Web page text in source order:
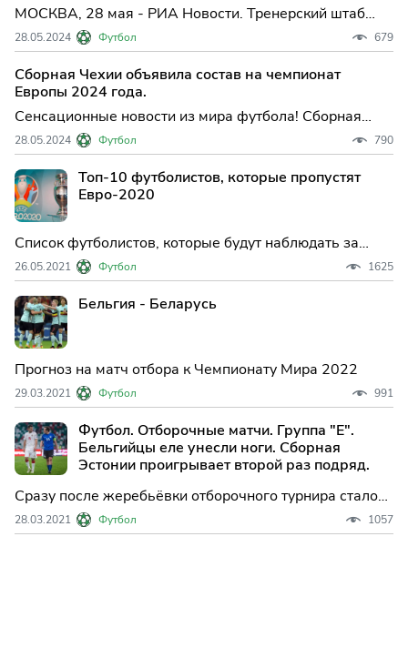
МОСКВА, 28 мая - РИА Новости. Тренерский штаб
сборной Чехии по футболу во главе с Иваном Гашеком
объявил состав на чемпионат Европы 2024 года,
сообщается на официальной странице национальной
команды.
28.05.2024 Футбол 679
Сборная Чехии объявила состав на чемпионат
Европы 2024 года.
Сенсационные новости из мира футбола! Сборная
Чехии огласила окончательный состав на
предстоящий чемпионат Европы 2024 года, который
пройдет в Германии. В список отобранных игроков
вошли настоящие звезды и будущие надежды
чешского футбола.
28.05.2024 Футбол 790
Топ-10 футболистов, которые пропустят
Евро-2020
Список футболистов, которые будут наблюдать за
происходящим на европейском турнире с трибун
достаточно большой.
26.05.2021 Футбол 1625
Бельгия - Беларусь
Прогноз на матч отбора к Чемпионату Мира 2022
29.03.2021 Футбол 991
Футбол. Отборочные матчи. Группа "E".
Бельгийцы еле унесли ноги. Сборная
Эстонии проигрывает второй раз подряд.
Сразу после жеребьёвки отборочного турнира стало
ясно, что в группе "Е" есть явный фаворит, и этот
фаворит сборная Бельгия. Команда попадает уже на
28.03.2021 Футбол 1057